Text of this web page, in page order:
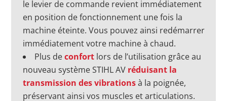
le levier de commande revient immédiatement
en position de fonctionnement une fois la
machine éteinte. Vous pouvez ainsi redémarrer
immédiatement votre machine à chaud.
Plus deconfort lors de l’utilisation grâce au
nouveau système STIHL AV réduisant la
transmission des vibrationsà la poignée,
préservant ainsi vos muscles et articulations.